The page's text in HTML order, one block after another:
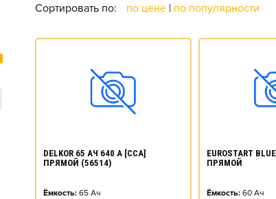
Сортировать по: по цене | по популярности
DELKOR 65 АЧ 640 А [CCA]
ПРЯМОЙ (56514)
Ёмкость: 65 Ач
EUROSTART
ПРЯМОЙ
Ёмкость: 60 Ач